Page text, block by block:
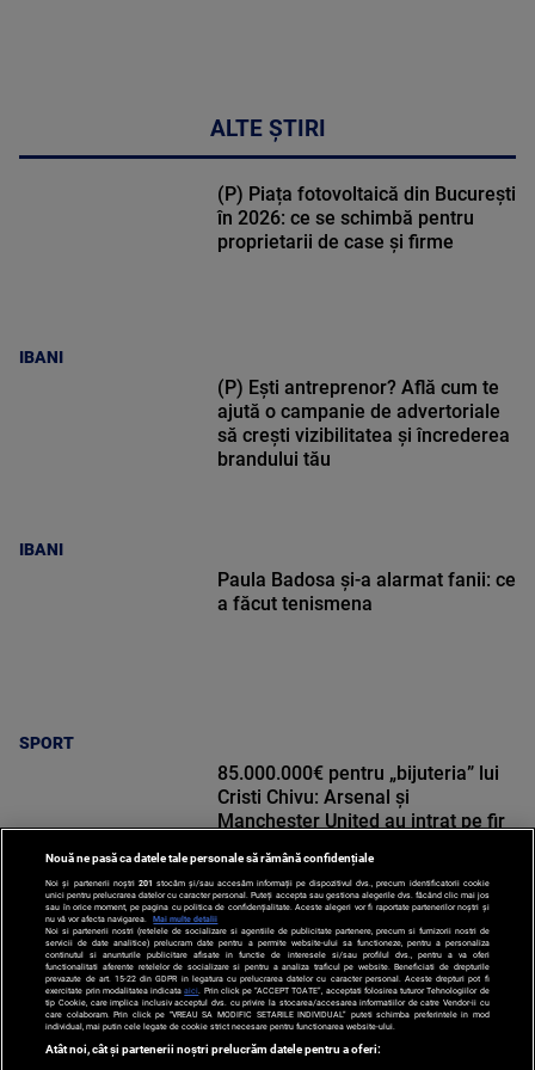
ALTE ȘTIRI
IBANI
(P) Piața fotovoltaică din București
în 2026: ce se schimbă pentru
proprietarii de case și firme
IBANI
(P) Ești antreprenor? Află cum te
ajută o campanie de advertoriale
să crești vizibilitatea și încrederea
brandului tău
SPORT
Paula Badosa și-a alarmat fanii: ce
a făcut tenismena
SPORT
85.000.000€ pentru „bijuteria” lui
Cristi Chivu: Arsenal și
Manchester United au intrat pe fir
Nouă ne pasă ca datele tale personale să rămână confidențiale
Noi și partenerii noștri 201 stocăm și/sau accesăm informații pe dispozitivul dvs., precum identificatorii cookie
unici pentru prelucrarea datelor cu caracter personal. Puteți accepta sau gestiona alegerile dvs. făcând clic mai jos
sau în orice moment, pe pagina cu politica de confidențialitate. Aceste alegeri vor fi raportate partenerilor noștri și
nu vă vor afecta navigarea.
Mai multe detalii
Noi si partenerii nostri (retelele de socializare si agentiile de publicitate partenere, precum si furnizorii nostri de
servicii de date analitice) prelucram date pentru a permite website-ului sa functioneze, pentru a personaliza
continutul si anunturile publicitare afisate in functie de interesele si/sau profilul dvs., pentru a va oferi
functionalitati aferente retelelor de socializare si pentru a analiza traficul pe website. Beneficiati de drepturile
prevazute de art. 15-22 din GDPR in legatura cu prelucrarea datelor cu caracter personal. Aceste drepturi pot fi
exercitate prin modalitatea indicataaici . Prin click pe “ACCEPT TOATE”, acceptati folosirea tuturor Tehnologiilor de
tip Cookie, care implica inclusiv acceptul dvs. cu privire la stocarea/accesarea informatiilor de catre Vendor-ii cu
care colaboram. Prin click pe “VREAU SA MODIFIC SETARILE INDIVIDUAL” puteti schimba preferintele in mod
individual, mai putin cele legate de cookie strict necesare pentru functionarea website-ului.
Atât noi, cât și partenerii noștri prelucrăm datele pentru a oferi: